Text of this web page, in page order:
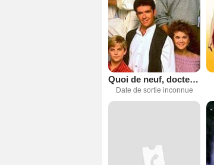
Quoi de neuf, docteur ?
Date de sortie inconnue